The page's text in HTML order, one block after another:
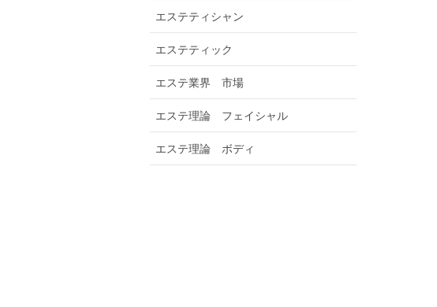
エステティシャン
エステティック
エステ業界 市場
エステ理論 フェイシャル
エステ理論 ボディ